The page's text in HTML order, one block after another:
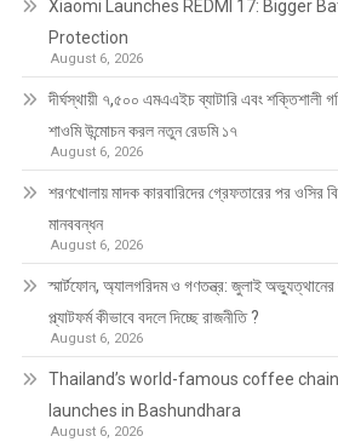
Xiaomi Launches REDMI 17: Bigger
Protection
August 6, 2026
দীর্ঘস্থায়ী ৭,৫০০ এমএএইচ ব্যাটারি এবং শক্তিশালী
শাওমি উন্মোচন করল নতুন রেডমি ১৭
August 6, 2026
শরণখোলায় মাদক কারবারিদের গ্রেফতারের পর ওসির
মানববন্ধন
August 6, 2026
স্মার্টফোন, অ্যালগরিদম ও গণতন্ত্র: জুলাই
প্ল্যাটফর্ম কীভাবে বদলে দিচ্ছে রাজনীতি ?
August 6, 2026
Thailand’s world-famous coffee
launches in Bashundhara
August 6, 2026